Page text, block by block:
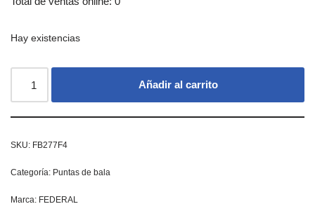
Hay existencias
Añadir al carrito
SKU: FB277F4
Categoría: Puntas de bala
Marca: FEDERAL